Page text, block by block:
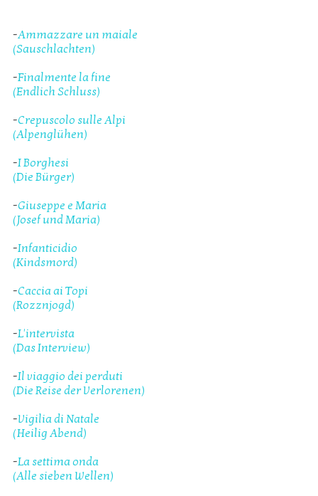
-Ammazzare un maiale
(Sauschlachten)
-Finalmente la fine
(Endlich Schluss)
-Crepuscolo sulle Alpi
(Alpenglühen)
-I Borghesi
(Die Bürger)
-Giuseppe e Maria
(Josef und Maria)
-Infanticidio
(Kindsmord)
-Caccia ai Topi
(Rozznjogd)
-L'intervista
(Das Interview)
-Il viaggio dei perduti
(Die Reise der Verlorenen)
-Vigilia di Natale
(Heilig Abend)
-La settima onda
(Alle sieben Wellen)